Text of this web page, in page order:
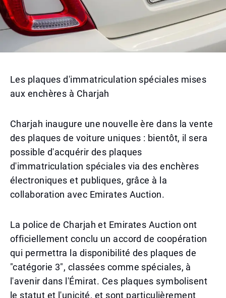
Les plaques d'immatriculation spéciales mises
aux enchères à Charjah
Charjah inaugure une nouvelle ère dans la vente
des plaques de voiture uniques : bientôt, il sera
possible d'acquérir des plaques
d'immatriculation spéciales via des enchères
électroniques et publiques, grâce à la
collaboration avec Emirates Auction.
La police de Charjah et Emirates Auction ont
officiellement conclu un accord de coopération
qui permettra la disponibilité des plaques de
"catégorie 3", classées comme spéciales, à
l'avenir dans l'Émirat. Ces plaques symbolisent
le statut et l'unicité, et sont particulièrement